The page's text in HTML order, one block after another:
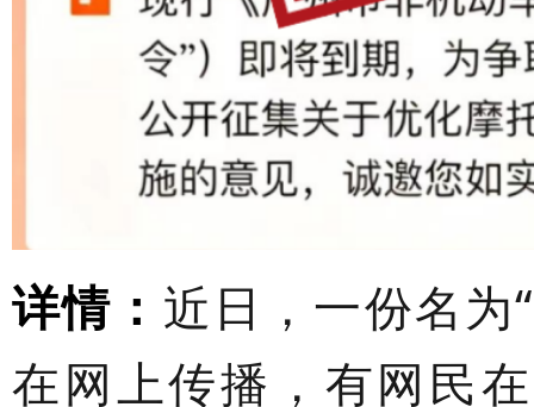
详情： 近日，一份名为
在网上传播，有网民